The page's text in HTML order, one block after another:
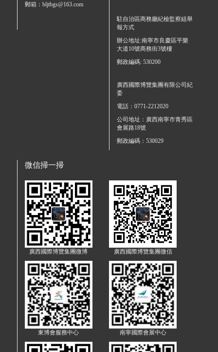
郵箱：bljtbgs@163.com
駐自治區商務廳紀檢監察組舉
報方式
辦公地址:南寧市良慶區平樂
大道10號商務街3號樓
郵政編碼: 530200
廣西國際博覽集團有限公司紀
委
電話：0771-2212020
公司地址：廣西南寧市青秀區
會展路18號
郵政編碼：530029
微信掃一掃
廣西國際博覽集團微博 廣西國際博覽集團微信
東博會服務中心 南寧國際會展中心